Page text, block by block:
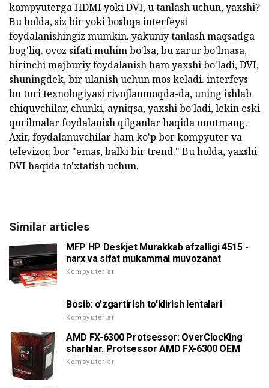
kompyuterga HDMI yoki DVI, u tanlash uchun, yaxshi?
Bu holda, siz bir yoki boshqa interfeysi
foydalanishingiz mumkin. yakuniy tanlash maqsadga
bog'liq. ovoz sifati muhim bo'lsa, bu zarur bo'lmasa,
birinchi majburiy foydalanish ham yaxshi bo'ladi, DVI,
shuningdek, bir ulanish uchun mos keladi. interfeys
bu turi texnologiyasi rivojlanmoqda-da, uning ishlab
chiquvchilar, chunki, ayniqsa, yaxshi bo'ladi, lekin eski
qurilmalar foydalanish qilganlar haqida unutmang.
Axir, foydalanuvchilar ham ko'p bor kompyuter va
televizor, bor "emas, balki bir trend." Bu holda, yaxshi
DVI haqida to'xtatish uchun.
Similar articles
MFP HP Deskjet Murakkab afzalligi 4515 -
narx va sifat mukammal muvozanat
Kompyuterlar
Bosib: o'zgartirish to'ldirish lentalari
Kompyuterlar
AMD FX-6300 Protsessor: OverClocKing
sharhlar. Protsessor AMD FX-6300 OEM
Kompyuterlar